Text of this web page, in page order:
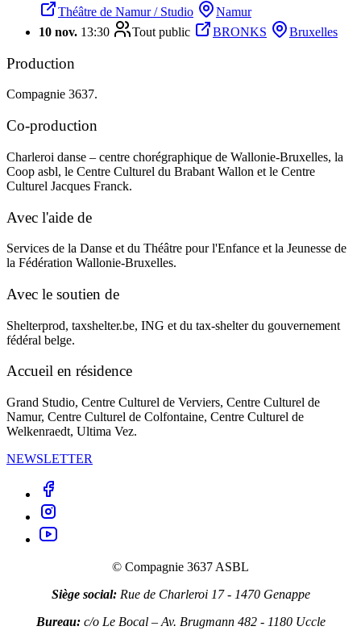
Théâtre de Namur / Studio
Namur
10 nov. 13:30 Tout public BRONKS Bruxelles
Production
Compagnie 3637.
Co-production
Charleroi danse – centre chorégraphique de Wallonie-Bruxelles, la
Coop asbl, le Centre Culturel du Brabant Wallon et le Centre
Culturel Jacques Franck.
Avec l'aide de
Services de la Danse et du Théâtre pour l'Enfance et la Jeunesse de
la Fédération Wallonie-Bruxelles.
Avec le soutien de
Shelterprod, taxshelter.be, ING et du tax-shelter du gouvernement
fédéral belge.
Accueil en résidence
Grand Studio, Centre Culturel de Verviers, Centre Culturel de
Namur, Centre Culturel de Colfontaine, Centre Culturel de
Welkenraedt, Ultima Vez.
NEWSLETTER
© Compagnie 3637 ASBL
Siège social:Rue de Charleroi 17 - 1470 Genappe
Bureau:c/o Le Bocal – Av. Brugmann 482 - 1180 Uccle